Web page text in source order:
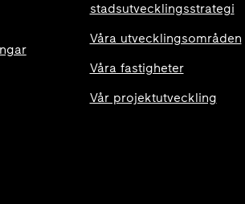
stadsutvecklingsstrategi
Våra utvecklingsområden
Våra fastigheter
Vår projektutveckling